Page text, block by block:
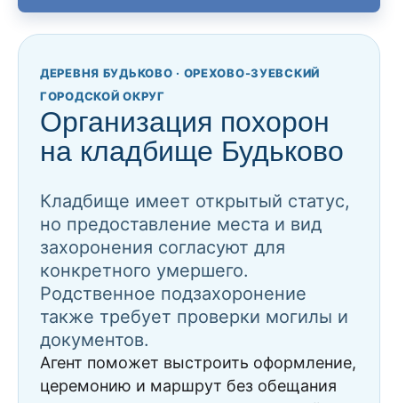
ДЕРЕВНЯ БУДЬКОВО · ОРЕХОВО-ЗУЕВСКИЙ
ГОРОДСКОЙ ОКРУГ
Организация похорон
на кладбище Будьково
Кладбище имеет открытый статус,
но предоставление места и вид
захоронения согласуют для
конкретного умершего.
Родственное подзахоронение
также требует проверки могилы и
документов.
Агент поможет выстроить оформление,
церемонию и маршрут без обещания